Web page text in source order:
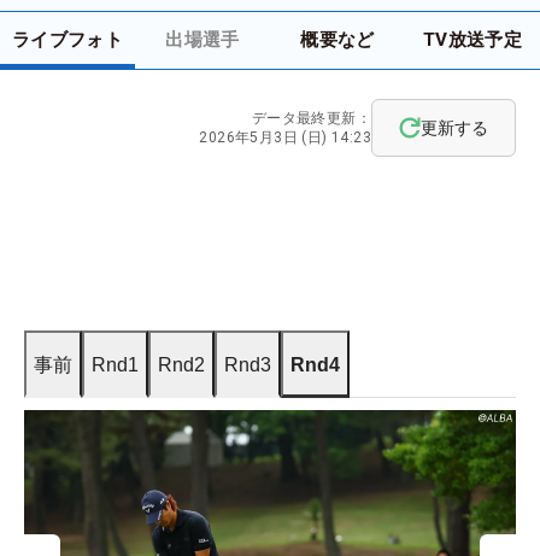
ライブフォト 出場選手 概要など TV放送予定
データ最終更新：
2026年5月3日 (日) 14:23
更新する
事前 Rnd1 Rnd2 Rnd3 Rnd4